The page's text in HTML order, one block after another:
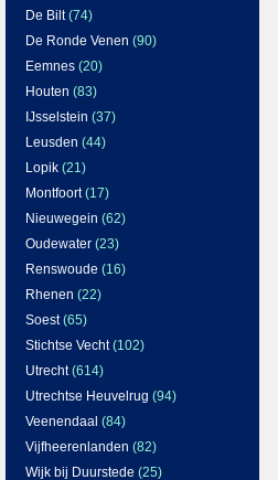
De Bilt(74)
De Ronde Venen (90)
Eemnes (20)
Houten (83)
IJsselstein (37)
Leusden (44)
Lopik (21)
Montfoort(17)
Nieuwegein (62)
Oudewater (23)
Renswoude (16)
Rhenen (22)
Soest(65)
Stichtse Vecht(102)
Utrecht(614)
Utrechtse Heuvelrug (94)
Veenendaal (84)
Vijfheerenlanden (82)
Wijk bij Duurstede (25)